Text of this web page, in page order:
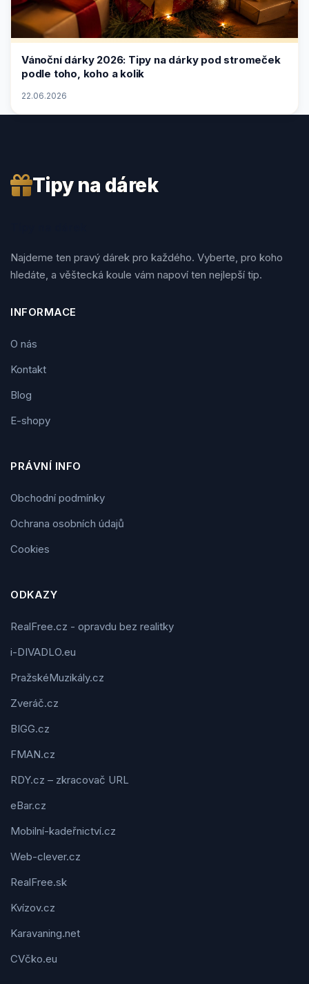
Vánoční dárky 2026: Tipy na dárky pod stromeček
podle toho, koho a kolik
22.06.2026
Tipy na dárek
Najdeme ten pravý dárek pro každého. Vyberte, pro koho
hledáte, a věštecká koule vám napoví ten nejlepší tip.
INFORMACE
O nás
Kontakt
Blog
E-shopy
PRÁVNÍ INFO
Obchodní podmínky
Ochrana osobních údajů
Cookies
ODKAZY
RealFree.cz - opravdu bez realitky
i-DIVADLO.eu
PražskéMuzikály.cz
Zveráč.cz
BIGG.cz
FMAN.cz
RDY.cz – zkracovač URL
eBar.cz
Mobilní-kadeřnictví.cz
Web-clever.cz
RealFree.sk
Kvízov.cz
Karavaning.net
CVčko.eu